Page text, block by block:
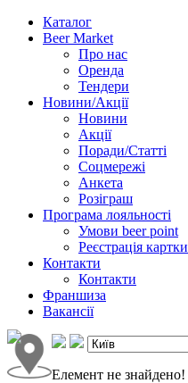
Каталог
Beer Market
Про нас
Оренда
Тендери
Новини/Акції
Новини
Акції
Поради/Статті
Соцмережі
Анкета
Розіграш
Програма лояльності
Умови beer point
Реєстрація картки
Контакти
Контакти
Франшиза
Вакансії
Елемент не знайдено!